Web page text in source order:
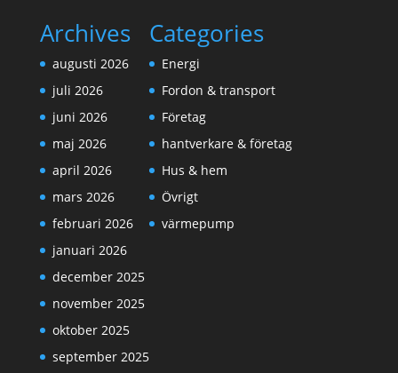
Archives
augusti 2026
juli 2026
juni 2026
maj 2026
april 2026
mars 2026
februari 2026
januari 2026
december 2025
november 2025
oktober 2025
september 2025
Categories
Energi
Fordon & transport
Företag
hantverkare & företag
Hus & hem
Övrigt
värmepump